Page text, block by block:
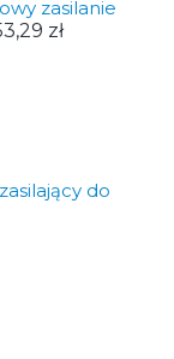
zasilanie
zł
do